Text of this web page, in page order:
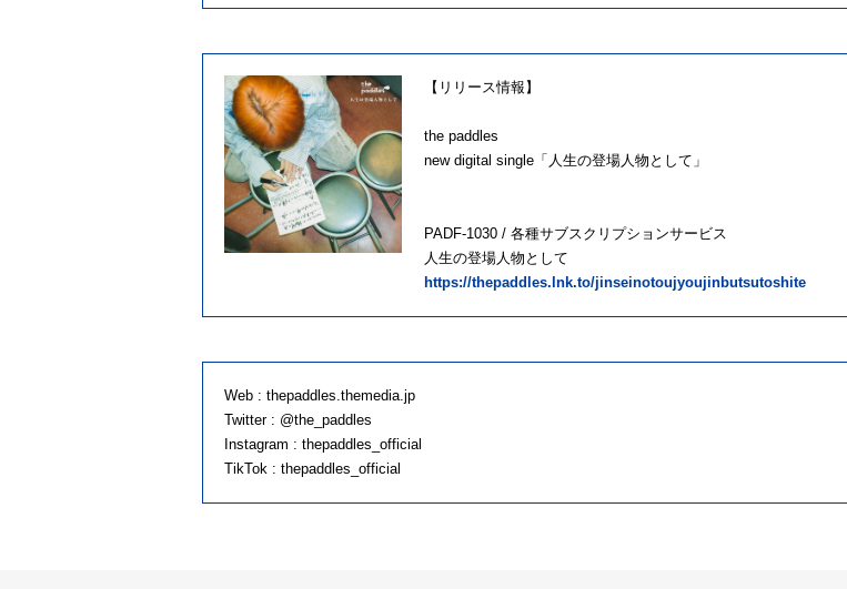
【リリース情報】
the paddles
new digital single「人生の登場人物として」
PADF-1030 / 各種サブスクリプションサービス
人生の登場人物として
https://thepaddles.lnk.to/jinseinotoujyoujinbutsutoshite
Web : thepaddles.themedia.jp
Twitter : @the_paddles
Instagram : thepaddles_official
TikTok : thepaddles_official